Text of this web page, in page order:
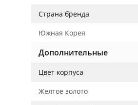
Страна бренда
Южная Корея
Дополнительные
Цвет корпуса
Желтое золото